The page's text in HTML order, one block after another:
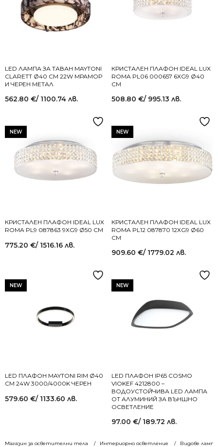
Магазин за осветителни тела Интериорно осветление Видове
LED ЛАМПА ЗА ТАВАН MAYTONI
CLARETT Ø40 СМ 22W МРАМОР
И ЧЕРЕН МЕТАЛ
562.80 €/ 1100.74 лв.
КРИСТАЛЕН ПЛАФОН IDEAL LUX
ROMA PL06 000657 6XG9 Ø40
СМ
508.80 €/ 995.13 лв.
NEW
КРИСТАЛЕН ПЛАФОН IDEAL LUX
ROMA PL9 087863 9XG9 Ø50 СМ
775.20 €/ 1516.16 лв.
NEW
КРИСТАЛЕН ПЛАФОН IDEAL LUX
ROMA PL12 087870 12XG9 Ø60
СМ
909.60 €/ 1779.02 лв.
NEW
LED ПЛАФОН MAYTONI RIM Ø40
СМ 24W 3000/4000K ЧЕРЕН
579.60 €/ 1133.60 лв.
NEW
LED ПЛАФОН IP65 COSMO
VIOKEF 4212800 –
ВОДОУСТОЙЧИВА LED ЛАМПА
ОТ АЛУМИНИЙ ЗА ВЪНШНО
ОСВЕТЛЕНИЕ
97.00 €/ 189.72 лв.